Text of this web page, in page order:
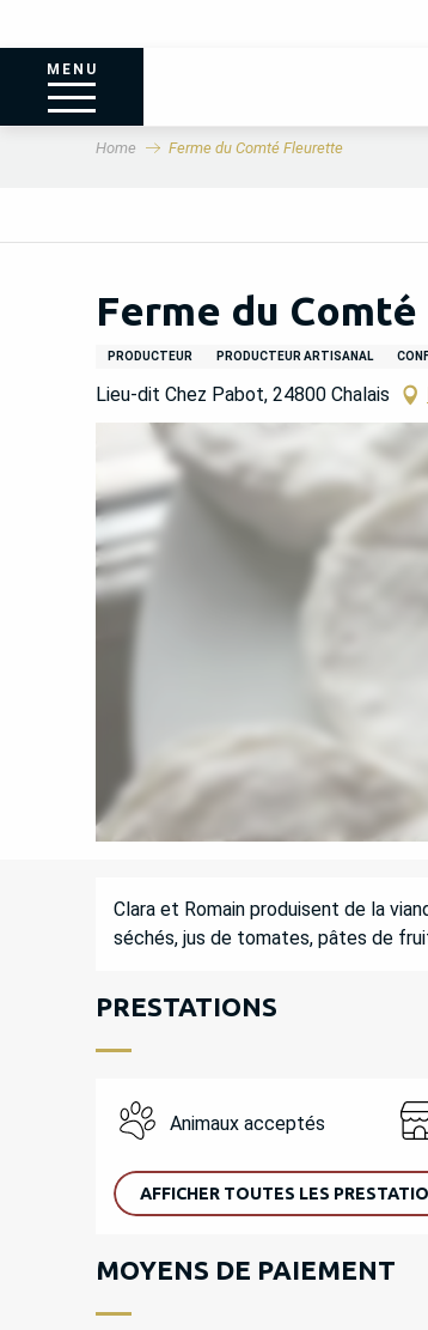
MENU
Home Ferme du Comté Fleurette
Ferme du
PRODUCTEUR PRODUCTEUR ARTISANAL
Lieu-dit Chez Pabot, 24800 Chalais
DESCRIPTION
Clara et Romain produisent de la
séchés, jus de tomates, pâtes de
PRESTATIONS
Animaux acceptés
AFFICHER TOUTES LES
MOYENS DE PAIEMENT